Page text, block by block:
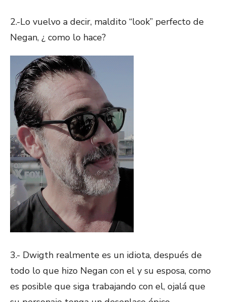
2.-Lo vuelvo a decir, maldito “look” perfecto de
Negan, ¿ como lo hace?
3.- Dwigth realmente es un idiota, después de
todo lo que hizo Negan con el y su esposa, como
es posible que siga trabajando con el, ojalá que